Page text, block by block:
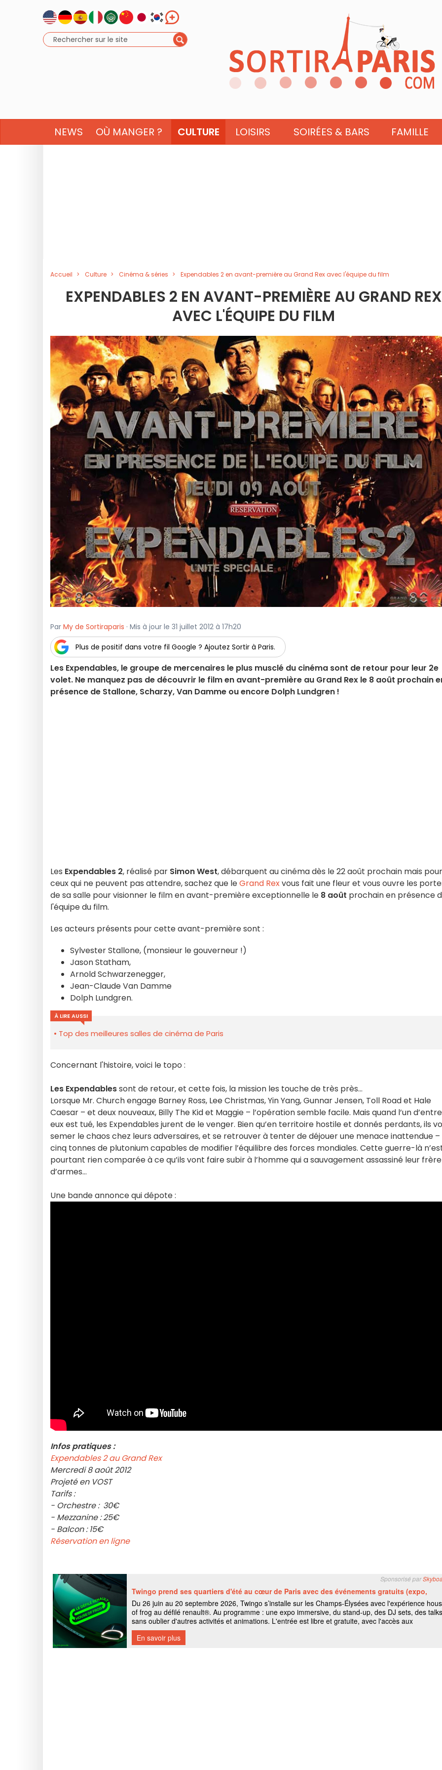
NEWS OÙ MANGER ? CULTURE LOISIRS SOIRÉES & BARS FAMILLE
Accueil Culture Cinéma & séries Expendables 2 en avant-première au Grand Rex avec l'équipe du film
EXPENDABLES 2 EN AVANT-PREMIÈRE AU GRAND REX
AVEC L'ÉQUIPE DU FILM
Par My de Sortiraparis · Mis à jour le 31 juillet 2012 à 17h20
Plus de positif dans votre fil Google ? Ajoutez Sortir à Paris.
Les Expendables, le groupe de mercenaires le plus musclé du cinéma sont de retour pour leur 2e
volet. Ne manquez pas de découvrir le film en avant-première au Grand Rex le 8 août prochain
présence de Stallone, Scharzy, Van Damme ou encore Dolph Lundgren !
Les Expendables 2, réalisé par Simon West, débarquent au cinéma dès le 22 août prochain mais pour
ceux qui ne peuvent pas attendre, sachez que leGrand Rexvous fait une fleur et vous ouvre les
de sa salle pour visionner le film en avant-première exceptionnelle le 8 août prochain en présence
l'équipe du film.
Les acteurs présents pour cette avant-première sont :
Sylvester Stallone, (monsieur le gouverneur !)
Jason Statham,
Arnold Schwarzenegger,
Jean-Claude Van Damme
Dolph Lundgren.
À LIRE AUSSI
Top des meilleures salles de cinéma de Paris
Concernant l'histoire, voici le topo :
Les Expendablessont de retour, et cette fois, la mission les touche de très près...
Lorsque Mr. Church engage Barney Ross, Lee Christmas, Yin Yang, Gunnar Jensen, Toll Road et Hale
Caesar – et deux nouveaux, Billy The Kid et Maggie – l’opération semble facile. Mais quand l’un d’entre
eux est tué, les Expendables jurent de le venger. Bien qu’en territoire hostile et donnés perdants, ils
semer le chaos chez leurs adversaires, et se retrouver à tenter de déjouer une menace inattendue –
cinq tonnes de plutonium capables de modifier l’équilibre des forces mondiales. Cette guerre-là
pourtant rien comparée à ce qu’ils vont faire subir à l’homme qui a sauvagement assassiné leur frère
d’armes…
Une bande annonce qui dépote :
Infos pratiques :
Expendables 2 au Grand Rex
Mercredi 8 août 2012
Projeté en VOST
Tarifs :
- Orchestre : 30€
- Mezzanine : 25€
- Balcon : 15€
Réservation en ligne